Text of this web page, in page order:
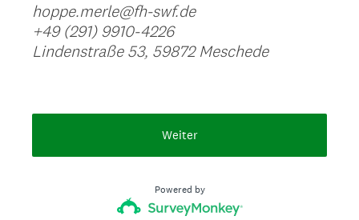
hoppe.merle@fh-swf.de
+49 (291) 9910-4226
Lindenstraße 53, 59872 Meschede
Weiter
Powered by